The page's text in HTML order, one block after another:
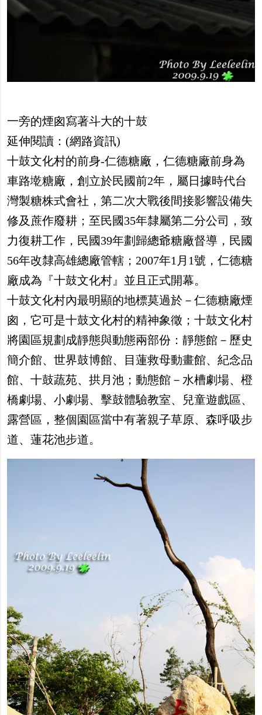
一旁的煙囪寫著斗大的十鼓
延伸閱讀：(網路資訊)
十鼓文化村的前身-仁德糖廠，仁德糖廠前身為
車路墘糖廠，創立於民國前2年，屬日據時代台
灣製糖株式會社，第二次大戰後間接影響設備失
修及蔗作廢耕；至民國35年隸屬第二分公司，致
力復耕工作，民國39年劃歸總爺糖廠督導，民國
56年改隸高雄總廠管轄；2007年1月1號，仁德糖
廠成為『十鼓文化村』並且正式開幕。
十鼓文化村內最明顯的地標莫過於－仁德糖廠煙
囪，它可是十鼓文化村的精神象徵；十鼓文化村
將園區規劃成靜態與動態兩部份：靜態館－歷史
簡介館、世界鼓博館、目蓮救母動畫館、紀念品
館、十鼓蔬苑、拱月池；動態館－水槽劇場、橙
橋劇場、小劇場、擊鼓體驗教室、兒童遊戲區、
露營區，整個園區當中有著親子草原、森呼吸步
道、蓮花池步道。